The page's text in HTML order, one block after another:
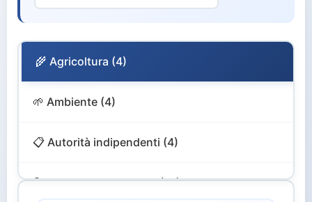
🌾 Agricoltura (4)
🌱 Ambiente (4)
📋 Autorità indipendenti (4)
🔍 Controllo e Vigilanza (12)